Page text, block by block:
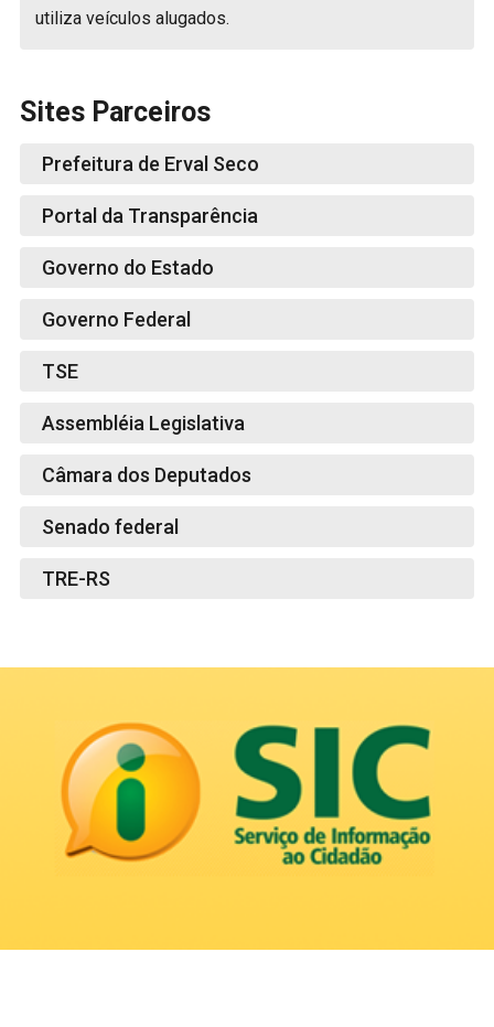
utiliza veículos alugados.
Sites Parceiros
Prefeitura de Erval Seco
Portal da Transparência
Governo do Estado
Governo Federal
TSE
Assembléia Legislativa
Câmara dos Deputados
Senado federal
TRE-RS